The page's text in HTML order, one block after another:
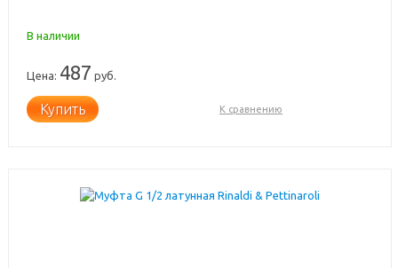
В наличии
Цена: 487 руб.
Купить К сравнению